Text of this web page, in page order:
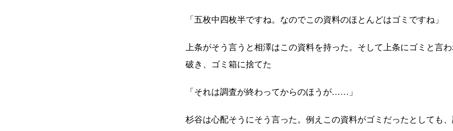
「五枚中四枚半ですね。なのでこの資料のほとんどはゴミですね」
上条がそう言うと相澤はこの資料を持った。そして上条にゴミと言
破き、ゴミ箱に捨てた
「それは調査が終わってからのほうが……」
杉谷は心配そうにそう言った。例えこの資料がゴミだったとしても